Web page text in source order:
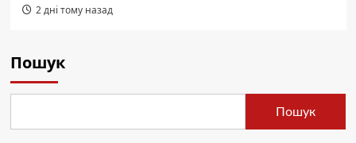
2 дні тому назад
Пошук
Пошук